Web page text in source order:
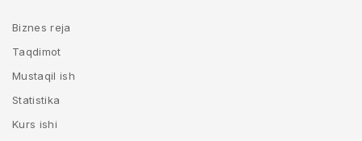
Biznes reja
Taqdimot
Mustaqil ish
Statistika
Kurs ishi